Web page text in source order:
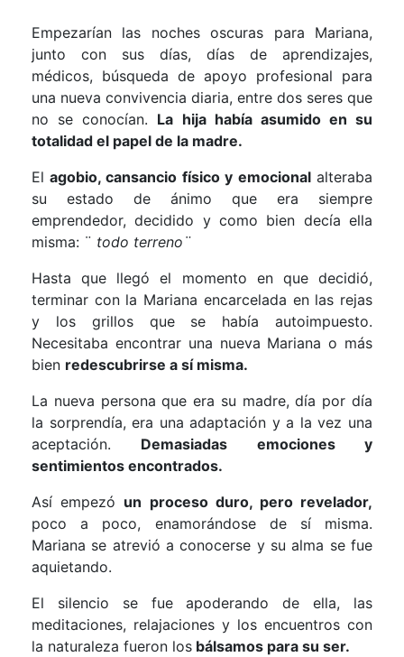
Empezarían las noches oscuras para Mariana,
junto con sus días, días de aprendizajes,
médicos, búsqueda de apoyo profesional para
una nueva convivencia diaria, entre dos seres que
no se conocían. La hija había asumido en su
totalidad el papel de la madre.
El agobio, cansancio físico y emocionalalteraba
su estado de ánimo que era siempre
emprendedor, decidido y como bien decía ella
misma: ¨ todo terreno¨
Hasta que llegó el momento en que decidió,
terminar con la Mariana encarcelada en las rejas
y los grillos que se había autoimpuesto.
Necesitaba encontrar una nueva Mariana o más
bien redescubrirse a sí misma.
La nueva persona que era su madre, día por día
la sorprendía, era una adaptación y a la vez una
aceptación. Demasiadas emociones y
sentimientos encontrados.
Así empezó un proceso duro, pero revelador,
poco a poco, enamorándose de sí misma.
Mariana se atrevió a conocerse y su alma se fue
aquietando.
El silencio se fue apoderando de ella, las
meditaciones, relajaciones y los encuentros con
la naturaleza fueron los bálsamos para su ser.